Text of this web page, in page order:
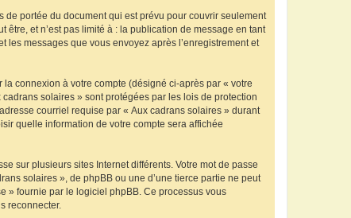
portée du document qui est prévu pour couvrir seulement
et n’est pas limité à : la publication de message en tant
les messages que vous envoyez après l’enregistrement et
connexion à votre compte (désigné ci-après par « votre
solaires » sont protégées par les lois de protection
courriel requise par « Aux cadrans solaires » durant
quelle information de votre compte sera affichée
sur plusieurs sites Internet différents. Votre mot de passe
solaires », de phpBB ou une d’une tierce partie ne peut
» fournie par le logiciel phpBB. Ce processus vous
reconnecter.